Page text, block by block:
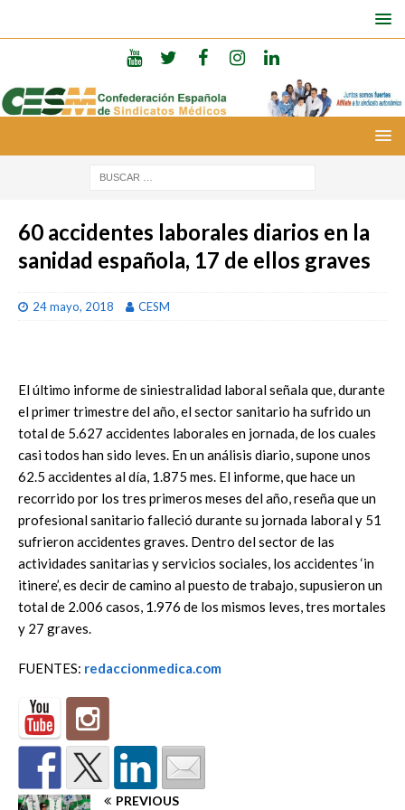
60 accidentes laborales diarios en la
sanidad española, 17 de ellos graves
24 mayo, 2018 CESM
El último informe de siniestralidad laboral señala que, durante
el primer trimestre del año, el sector sanitario ha sufrido un
total de 5.627 accidentes laborales en jornada, de los cuales
casi todos han sido leves. En un análisis diario, supone unos
62.5 accidentes al día, 1.875 mes. El informe, que hace un
recorrido por los tres primeros meses del año, reseña que un
profesional sanitario falleció durante su jornada laboral y 51
sufrieron accidentes graves. Dentro del sector de las
actividades sanitarias y servicios sociales, los accidentes ‘in
itinere’, es decir de camino al puesto de trabajo, supusieron un
total de 2.006 casos, 1.976 de los mismos leves, tres mortales
y 27 graves.
FUENTES: redaccionmedica.com
PREVIOUS